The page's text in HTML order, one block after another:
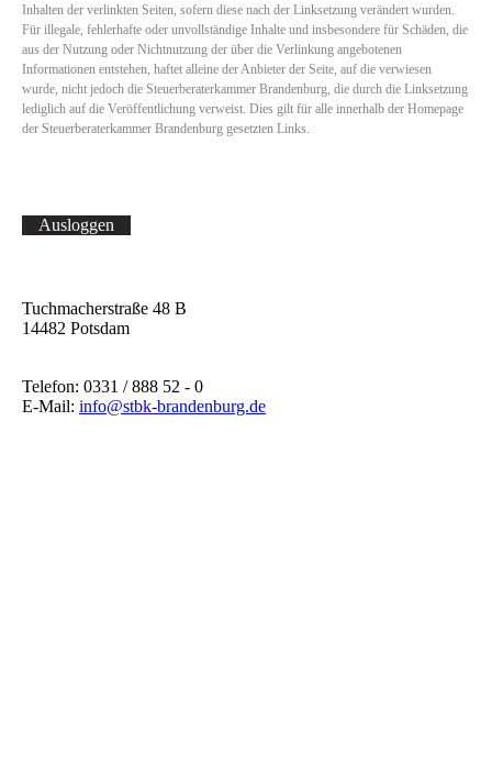
Inhalten der verlinkten Seiten, sofern diese nach der Linksetzung verändert wurden.
Für illegale, fehlerhafte oder unvollständige Inhalte und insbesondere für Schäden, die
aus der Nutzung oder Nichtnutzung der über die Verlinkung angebotenen
Informationen entstehen, haftet alleine der Anbieter der Seite, auf die verwiesen
wurde, nicht jedoch die Steuerberaterkammer Brandenburg, die durch die Linksetzung
lediglich auf die Veröffentlichung verweist. Dies gilt für alle innerhalb der Homepage
der Steuerberaterkammer Brandenburg gesetzten Links.
Ausloggen
Tuchmacherstraße 48 B
14482 Potsdam
Telefon: 0331 / 888 52 - 0
E-Mail: info@stbk-brandenburg.de